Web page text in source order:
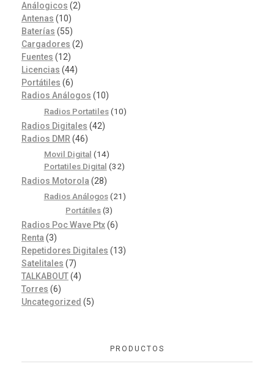
Análogicos (2)
Antenas (10)
Baterías (55)
Cargadores (2)
Fuentes (12)
Licencias (44)
Portátiles (6)
Radios Análogos (10)
Radios Portatiles (10)
Radios Digitales (42)
Radios DMR (46)
Movil Digital (14)
Portatiles Digital (32)
Radios Motorola (28)
Radios Análogos (21)
Portátiles (3)
Radios Poc Wave Ptx(6)
Renta (3)
Repetidores Digitales (13)
Satelitales (7)
TALKABOUT(4)
Torres (6)
Uncategorized (5)
PRODUCTOS